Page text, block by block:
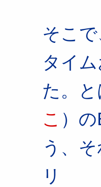
そこで
タイ
た。
こ ）
う、
リ